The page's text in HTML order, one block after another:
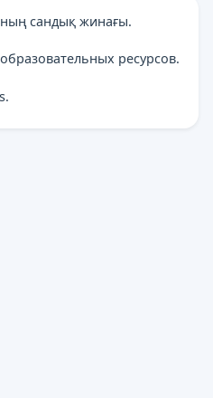
сандық жинағы.
ресурсов.